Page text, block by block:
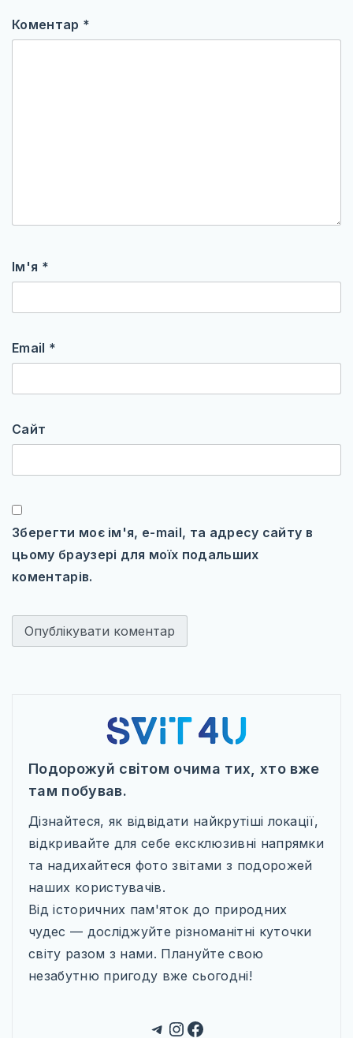
Коментар *
Ім'я *
Email *
Сайт
Зберегти моє ім'я, e-mail, та адресу сайту в
цьому браузері для моїх подальших
коментарів.
Подорожуй світом очима тих, хто вже
там побував.
Дізнайтеся, як відвідати найкрутіші локації,
відкривайте для себе ексклюзивні напрямки
та надихайтеся фото звітами з подорожей
наших користувачів.
Від історичних пам'яток до природних
чудес — досліджуйте різноманітні куточки
світу разом з нами. Плануйте свою
незабутню пригоду вже сьогодні!
Telegram
Instagram
Facebook